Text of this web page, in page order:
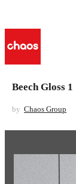
Beech Gloss 1
by Chaos Group